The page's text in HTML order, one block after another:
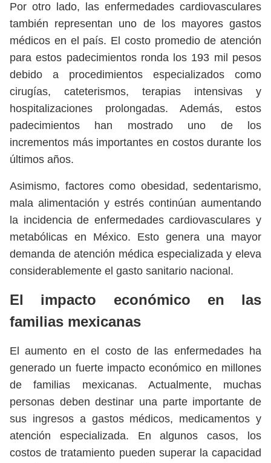
Por otro lado, las enfermedades cardiovasculares
también representan uno de los mayores gastos
médicos en el país. El costo promedio de atención
para estos padecimientos ronda los 193 mil pesos
debido a procedimientos especializados como
cirugías, cateterismos, terapias intensivas y
hospitalizaciones prolongadas. Además, estos
padecimientos han mostrado uno de los
incrementos más importantes en costos durante los
últimos años.
Asimismo, factores como obesidad, sedentarismo,
mala alimentación y estrés continúan aumentando
la incidencia de enfermedades cardiovasculares y
metabólicas en México. Esto genera una mayor
demanda de atención médica especializada y eleva
considerablemente el gasto sanitario nacional.
El impacto económico en las
familias mexicanas
El aumento en el costo de las enfermedades ha
generado un fuerte impacto económico en millones
de familias mexicanas. Actualmente, muchas
personas deben destinar una parte importante de
sus ingresos a gastos médicos, medicamentos y
atención especializada. En algunos casos, los
costos de tratamiento pueden superar la capacidad